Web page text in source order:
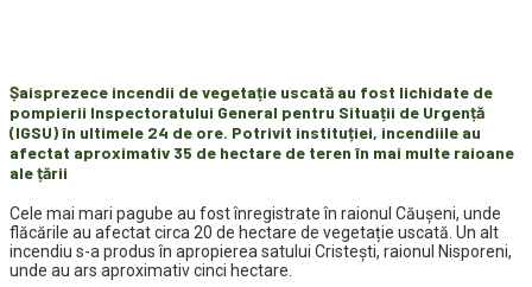
Șaisprezece incendii de vegetație uscată au fost lichidate de
pompierii Inspectoratului General pentru Situații de Urgență
(IGSU) în ultimele 24 de ore. Potrivit instituției, incendiile au
afectat aproximativ 35 de hectare de teren în mai multe raioane
ale țării
Cele mai mari pagube au fost înregistrate în raionul Căușeni, unde
flăcările au afectat circa 20 de hectare de vegetație uscată. Un alt
incendiu s-a produs în apropierea satului Cristești, raionul Nisporeni,
unde au ars aproximativ cinci hectare.